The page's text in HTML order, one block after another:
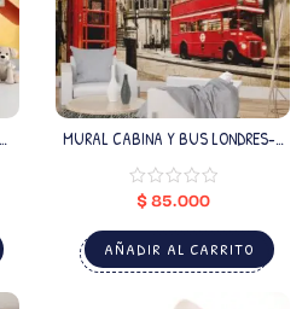
MURAL CABINA Y BUS LONDRES-2
$85.000
AÑADIR AL CARRITO